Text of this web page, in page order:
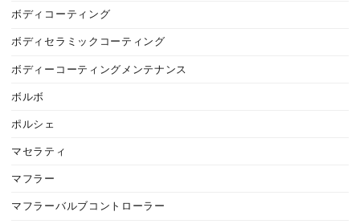
ボディコーティング
ボディセラミックコーティング
ボディーコーティングメンテナンス
ボルボ
ポルシェ
マセラティ
マフラー
マフラーバルブコントローラー